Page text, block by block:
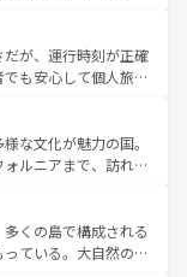
異なる文化を体験で
ス情報はコンテンツ一覧
、新着の
してほしい。
優雅なアフタヌーン
国パブ、サッカー観
豊富。イギリスを旅
が、運行時刻が正確
も安心して個人旅行
らではのユニークな
く町歩きも満喫する
物価も高いが、旅行
る。 なお、新
を参照してほしい。
な文化が魅力の国。
ルニアまで、訪れる
ング、エンターテイ
だ。一方、アメリカ
ャニオンやイエロー
くの島で構成される
ている。大自然の神